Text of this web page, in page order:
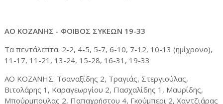
ΑΟ ΚΟΖΑΝΗΣ - ΦΟΙΒΟΣ ΣΥΚΕΩΝ 19-33
Τα πεντάλεπτα: 2-2, 4-5, 5-7, 6-10, 7-12, 10-13 (ημίχρονο),
11-17, 11-21, 13-24, 15-28, 16-31, 19-33
ΑΟ ΚΟΖΑΝΗΣ: Τσαναξίδης 2, Τραγιάς, Στεργιούλας,
Βιτολάρης 1, Καραγεωργίου 2, Πασχαλίδης 1, Μαυρίδης,
Μπούρμπουλας 2, Παπαχρήστου 4, Γκούμπερι 2, Χαντζιάρας